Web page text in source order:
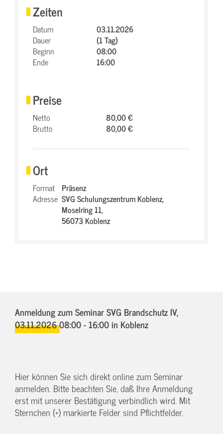
Zeiten
Datum
03.11.2026
Dauer
(1 Tag)
Beginn
08:00
Ende
16:00
Preise
Netto
80,00 €
Brutto
80,00 €
Ort
Format Präsenz
Adresse SVG Schulungszentrum Koblenz,
Moselring 11,
56073 Koblenz
Anmeldung zum Seminar SVG Brandschutz IV,
03.11.2026 08:00 - 16:00in Koblenz
Hier können Sie sich direkt online zum Seminar
anmelden. Bitte beachten Sie, daß Ihre Anmeldung
erst mit unserer Bestätigung verbindlich wird. Mit
Sternchen (*) markierte Felder sind Pflichtfelder.